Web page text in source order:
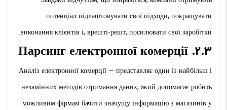
потенціал підлаштовувати свої підходи, покращувати
виконання клієнтів і, врешті-решт, посилювати свої заробітки.
2.3. Парсинг електронної комерції
Аналіз електронної комерції — представляє один із найбільш і
незамінних методів отримання даних, який допомагає робить
можливим фірмам бачити значущу інформацію з магазинів у